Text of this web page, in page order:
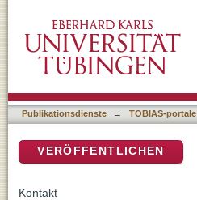
Publikationsdienste → TOBIAS-portale
VERÖFFENTLICHEN
Kontakt